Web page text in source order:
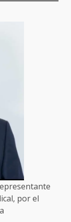
por el